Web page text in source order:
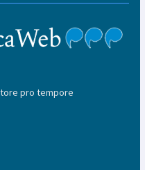
pro tempore